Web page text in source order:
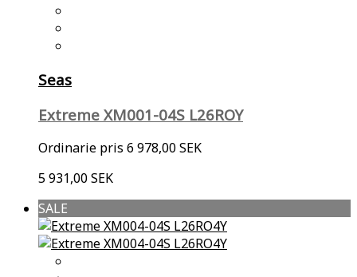
Seas
Extreme XM001-04S L26ROY
Ordinarie pris 6 978,00 SEK
5 931,00 SEK
SALE